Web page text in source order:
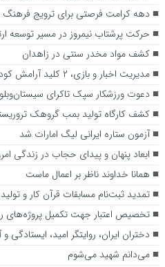
دهه کرامت فرصتی برای ترویج
حرکت پرشتاب نیمروز در مسیر توسعه
کشف مواد مخدر سنتی در زاهدان
مدیریت اخبار و بازی، ۲ کلید آرامش کودکان
دعوت ورزشکار سپک تاکرای
کشف کارگاه تولید بمب گروهک
آزمون ستاره ایرانی لیگ امارات شد
ابعاد پنهان و پیدای حجاب در زندگی
همانا خداوند ناظر بر اعمال ماست
تمدید ثبت‌نام مسابقات قرآن کار و تولید
تخصیص اعتبار جهت تکمیل پروژه‌های
دختران ایران، روایتگر امید، ایستادگی
می‌دانم شهید می‌شوم